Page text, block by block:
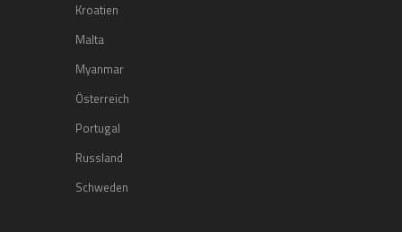
Kroatien
Malta
Myanmar
Österreich
Portugal
Russland
Schweden